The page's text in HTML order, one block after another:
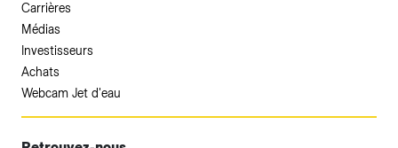
Carrières
Médias
Investisseurs
Achats
Webcam Jet d'eau